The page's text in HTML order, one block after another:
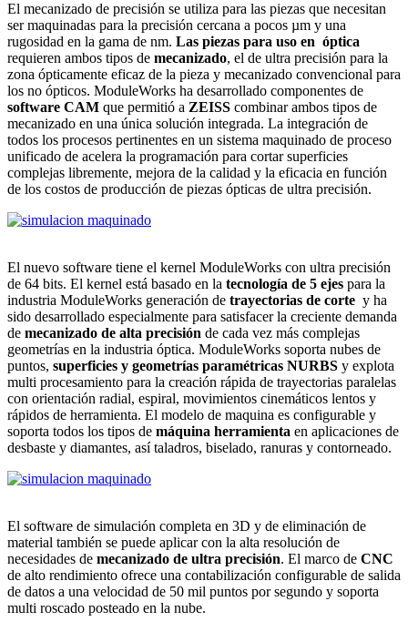
El mecanizado de precisión se utiliza para las piezas que necesitan
ser maquinadas para la precisión cercana a pocos µm y una
rugosidad en la gama de nm. Las piezas para uso en óptica
requieren ambos tipos de mecanizado, el de ultra precisión para la
zona ópticamente eficaz de la pieza y mecanizado convencional para
los no ópticos. ModuleWorks ha desarrollado componentes de
software CAM que permitió a ZEISS combinar ambos tipos de
mecanizado en una única solución integrada. La integración de
todos los procesos pertinentes en un sistema maquinado de proceso
unificado de acelera la programación para cortar superficies
complejas libremente, mejora de la calidad y la eficacia en función
de los costos de producción de piezas ópticas de ultra precisión.
El nuevo software tiene el kernel ModuleWorks con ultra precisión
de 64 bits. El kernel está basado en la tecnología de 5 ejes para la
industria ModuleWorks generación de trayectorias de corte y ha
sido desarrollado especialmente para satisfacer la creciente demanda
de mecanizado de alta precisión de cada vez más complejas
geometrías en la industria óptica. ModuleWorks soporta nubes de
puntos, superficies y geometrías paramétricas NURBS y explota
multi procesamiento para la creación rápida de trayectorias paralelas
con orientación radial, espiral, movimientos cinemáticos lentos y
rápidos de herramienta. El modelo de maquina es configurable y
soporta todos los tipos de máquina herramienta en aplicaciones de
desbaste y diamantes, así taladros, biselado, ranuras y contorneado.
El software de simulación completa en 3D y de eliminación de
material también se puede aplicar con la alta resolución de
necesidades de mecanizado de ultra precisión. El marco de CNC
de alto rendimiento ofrece una contabilización configurable de salida
de datos a una velocidad de 50 mil puntos por segundo y soporta
multi roscado posteado en la nube.